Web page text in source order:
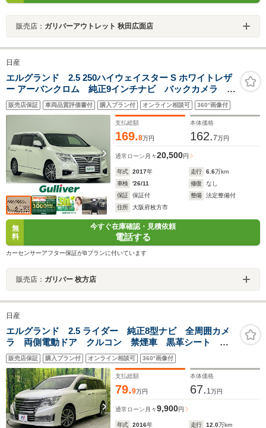
販売店： ガリバーアウトレット 秋田広面店
日産
エルグランド 2.5 250ハイウェイスター S ホワイトレザ
ー アーバンクロム 純正9インチナビ バックカメラ 両
側パワースライドドア クルーズコントロール ハーフ
レザーシート デジタルインナーミラー LEDオートラ
イト フォグランプ 純正18インチアルミホイール ス
マートキー
販売店保証 車両品質評価書付 購入プラン付 オンライン相談可 360°画像付
支払総額
169.8万円
本体価格
162.7万円
通常ローン 月々20,500円
年式 2017年 走行 6.6万km
車検
'26/11 修復
なし
保証
保証付 整備
法定整備付
住所
大阪府枚方市
無
料
今すぐ在庫確認・見積依頼
電話する
カーセンサーアフター保証がBプランに付いています
販売店： ガリバー 枚方店
日産
エルグランド 2.5 ライダー 純正8型ナビ 全周囲カメ
ラ 両側電動ドア クルコン 禁煙車 黒革シート メ
モリーシート シートヒーター フロント/リアソナー
LEDヘッド 純正18インチAW ETC スマートキー オ
ートエアコン
販売店保証 購入プラン付 オンライン相談可 360°画像付
支払総額
79.9万円
本体価格
67. 1万円
通常ローン 月々9,900円
年式 2016年 走行 12.0万km